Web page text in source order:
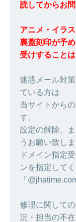
読してからお
アニメ・イラ
裏蓋刻印が予
受けすること
迷惑メール対
ている方は
当サイトから
す。
設定の解除、
うお願い致しま
ドメイン指定
ンを指定してく
「
修理に関して
況・担当の不